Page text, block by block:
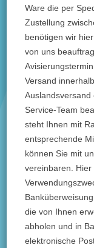
Ware die per
Zustellung
benötigen wir
von uns
Versand
Service-Team
steht Ihnen mit
entsprechende
können Sie mit
vereinbaren.
die von Ihnen
abholen und in
elektronische